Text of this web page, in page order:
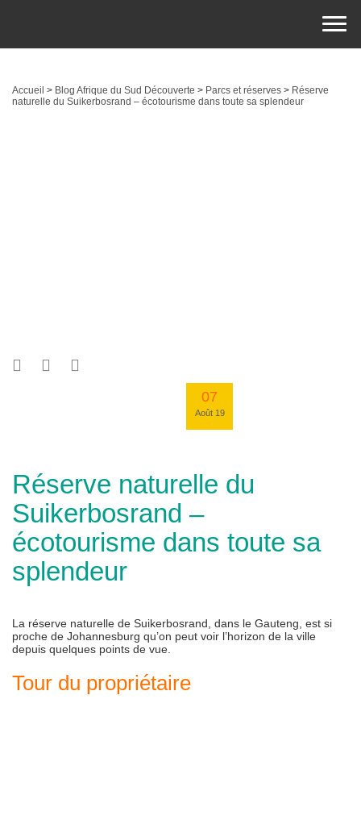
Accueil > Blog Afrique du Sud Découverte > Parcs et réserves > Réserve
naturelle du Suikerbosrand – écotourisme dans toute sa splendeur
07
Août 19
Réserve naturelle du
Suikerbosrand –
écotourisme dans toute sa
splendeur
La réserve naturelle de Suikerbosrand, dans le Gauteng, est si
proche de Johannesburg qu’on peut voir l’horizon de la ville
depuis quelques points de vue.
Tour du propriétaire